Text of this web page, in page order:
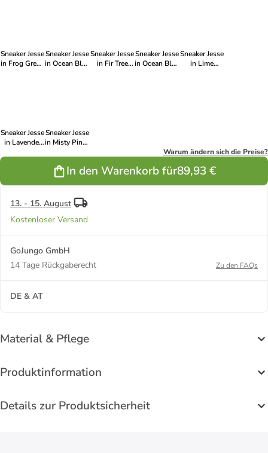
Sneaker Jesse
in Frog Green
Sneaker Jesse
in Ocean Blue
Sneaker Jesse
in Fir Tree
Sneaker Jesse
in Ocean Blue
Sneaker Jesse
in Lime
Sneaker Jesse
in Lavender
Sneaker Jesse
in Misty Pink |
Warum ändern sich die Preise?
In den Warenkorb für89,93 €
13. - 15. August
Kostenloser Versand
GoJungo GmbH
14 Tage Rückgaberecht
Zu den FAQs
DE & AT
Material & Pflege
Produktinformation
Details zur Produktsicherheit